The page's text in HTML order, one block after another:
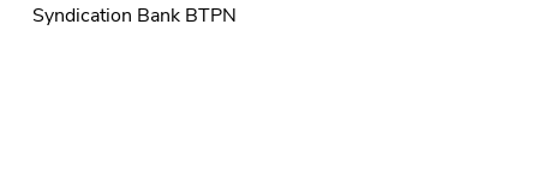
Syndication Bank BTPN